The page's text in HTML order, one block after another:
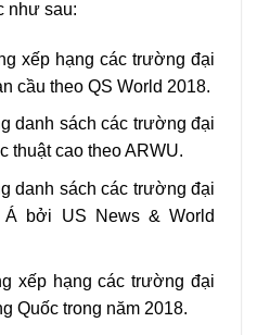
như sau:
xếp hạng các trường đại
cầu theo QS World 2018.
danh sách các trường đại
thuật cao theo ARWU.
danh sách các trường đại
Á bởi US News & World
xếp hạng các trường đại
Quốc trong năm 2018.